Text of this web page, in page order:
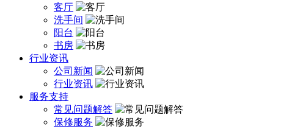
客厅
洗手间
阳台
书房
行业资讯
公司新闻
行业资讯
服务支持
常见问题解答
保修服务